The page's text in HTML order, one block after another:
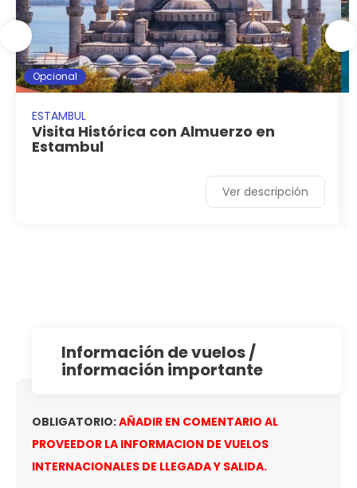
Opcional
ESTAMBUL
Visita Histórica con Almuerzo en
Estambul
Ver descripción
información de vuelos /
información importante
OBLIGATORIO:AÑADIR EN COMENTARIO AL
PROVEEDOR LA INFORMACION DE VUELOS
INTERNACIONALES DE LLEGADA Y SALIDA.